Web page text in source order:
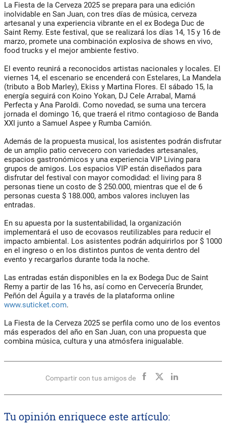
La Fiesta de la Cerveza 2025 se prepara para una edición
inolvidable en San Juan, con tres días de música, cerveza
artesanal y una experiencia vibrante en el ex Bodega Duc de
Saint Remy. Este festival, que se realizará los días 14, 15 y 16 de
marzo, promete una combinación explosiva de shows en vivo,
food trucks y el mejor ambiente festivo.
El evento reunirá a reconocidos artistas nacionales y locales. El
viernes 14, el escenario se encenderá con Estelares, La Mandela
(tributo a Bob Marley), Ekiss y Martina Flores. El sábado 15, la
energía seguirá con Koino Yokan, DJ Cele Arrabal, Mamá
Perfecta y Ana Paroldi. Como novedad, se suma una tercera
jornada el domingo 16, que traerá el ritmo contagioso de Banda
XXI junto a Samuel Aspee y Rumba Camión.
Además de la propuesta musical, los asistentes podrán disfrutar
de un amplio patio cervecero con variedades artesanales,
espacios gastronómicos y una experiencia VIP Living para
grupos de amigos. Los espacios VIP están diseñados para
disfrutar del festival con mayor comodidad: el living para 8
personas tiene un costo de $ 250.000, mientras que el de 6
personas cuesta $ 188.000, ambos valores incluyen las
entradas.
En su apuesta por la sustentabilidad, la organización
implementará el uso de ecovasos reutilizables para reducir el
impacto ambiental. Los asistentes podrán adquirirlos por $ 1000
en el ingreso o en los distintos puntos de venta dentro del
evento y recargarlos durante toda la noche.
Las entradas están disponibles en la ex Bodega Duc de Saint
Remy a partir de las 16 hs, así como en Cervecería Brunder,
Peñón del Águila y a través de la plataforma online
www.suticket.com.
La Fiesta de la Cerveza 2025 se perfila como uno de los eventos
más esperados del año en San Juan, con una propuesta que
combina música, cultura y una atmósfera inigualable.
Compartir con tus amigos de
Tu opinión enriquece este artículo: